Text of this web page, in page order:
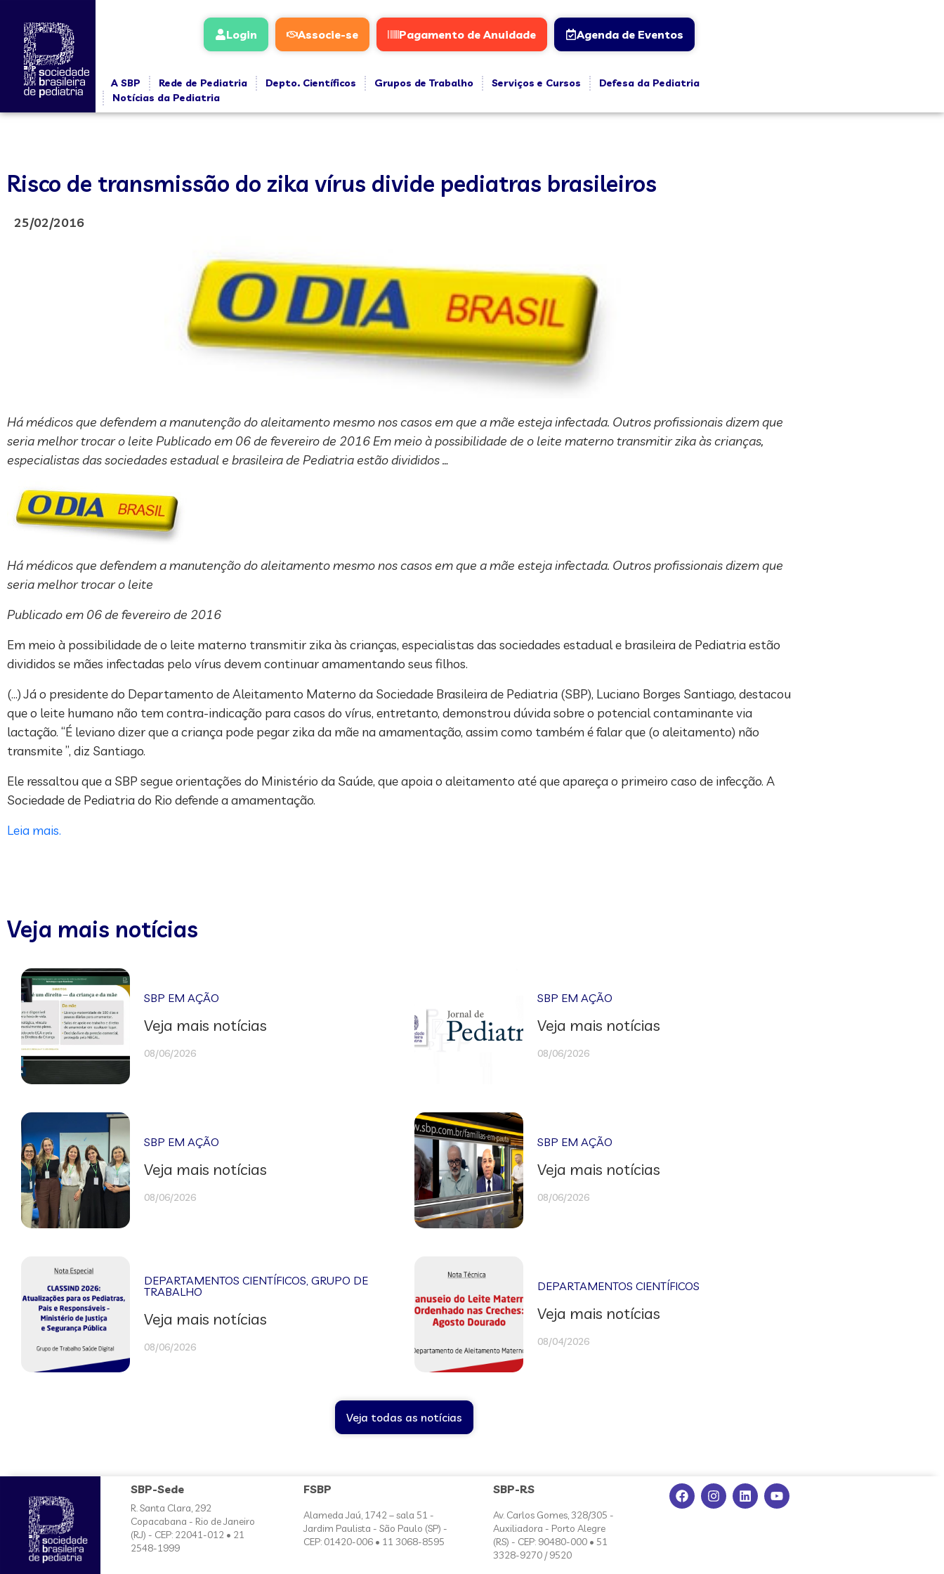
Login Associe-se Pagamento de Anuidade Agenda de Eventos
A SBP Rede de Pediatria Depto. Científicos Grupos de Trabalho Serviços e Cursos
Defesa da Pediatria
Notícias da Pediatria
Risco de transmissão do zika vírus divide pediatras brasileiros
25/02/2016
Há médicos que defendem a manutenção do aleitamento mesmo nos casos em que a mãe esteja infectada. Outros profissionais dizem que
seria melhor trocar o leite Publicado em 06 de fevereiro de 2016 Em meio à possibilidade de o leite materno transmitir zika às crianças,
especialistas das sociedades estadual e brasileira de Pediatria estão divididos …
Há médicos que defendem a manutenção do aleitamento mesmo nos casos em que a mãe esteja infectada. Outros profissionais dizem que
seria melhor trocar o leite
Publicado em 06 de fevereiro de 2016
Em meio à possibilidade de o leite materno transmitir zika às crianças, especialistas das sociedades estadual e brasileira de Pediatria estão
divididos se mães infectadas pelo vírus devem continuar amamentando seus filhos.
(…) Já o presidente do Departamento de Aleitamento Materno da Sociedade Brasileira de Pediatria (SBP), Luciano Borges Santiago, destacou
que o leite humano não tem contra-indicação para casos do vírus, entretanto, demonstrou dúvida sobre o potencial contaminante via
lactação. “É leviano dizer que a criança pode pegar zika da mãe na amamentação, assim como também é falar que (o aleitamento) não
transmite ”, diz Santiago.
Ele ressaltou que a SBP segue orientações do Ministério da Saúde, que apoia o aleitamento até que apareça o primeiro caso de infecção. A
Sociedade de Pediatria do Rio defende a amamentação.
Leia mais.
Veja mais notícias
SBP EM AÇÃO
Veja mais notícias
08/06/2026
SBP EM AÇÃO
Veja mais notícias
08/06/2026
SBP EM AÇÃO
Veja mais notícias
08/06/2026
SBP EM AÇÃO
Veja mais notícias
08/06/2026
DEPARTAMENTOS CIENTÍFICOS ,GRUPO DE
TRABALHO
Veja mais notícias
08/06/2026
DEPARTAMENTOS CIENTÍFICOS
Veja mais notícias
08/04/2026
Veja todas as notícias
SBP-Sede
R. Santa Clara, 292
Copacabana - Rio de Janeiro
(RJ) - CEP: 22041-012 • 21
2548-1999
FSBP
Alameda Jaú, 1742 – sala 51 -
Jardim Paulista - São Paulo (SP) -
CEP: 01420-006 • 11 3068-8595
SBP-RS
Av. Carlos Gomes, 328/305 -
Auxiliadora - Porto Alegre
(RS) - CEP: 90480-000 • 51
3328-9270 / 9520